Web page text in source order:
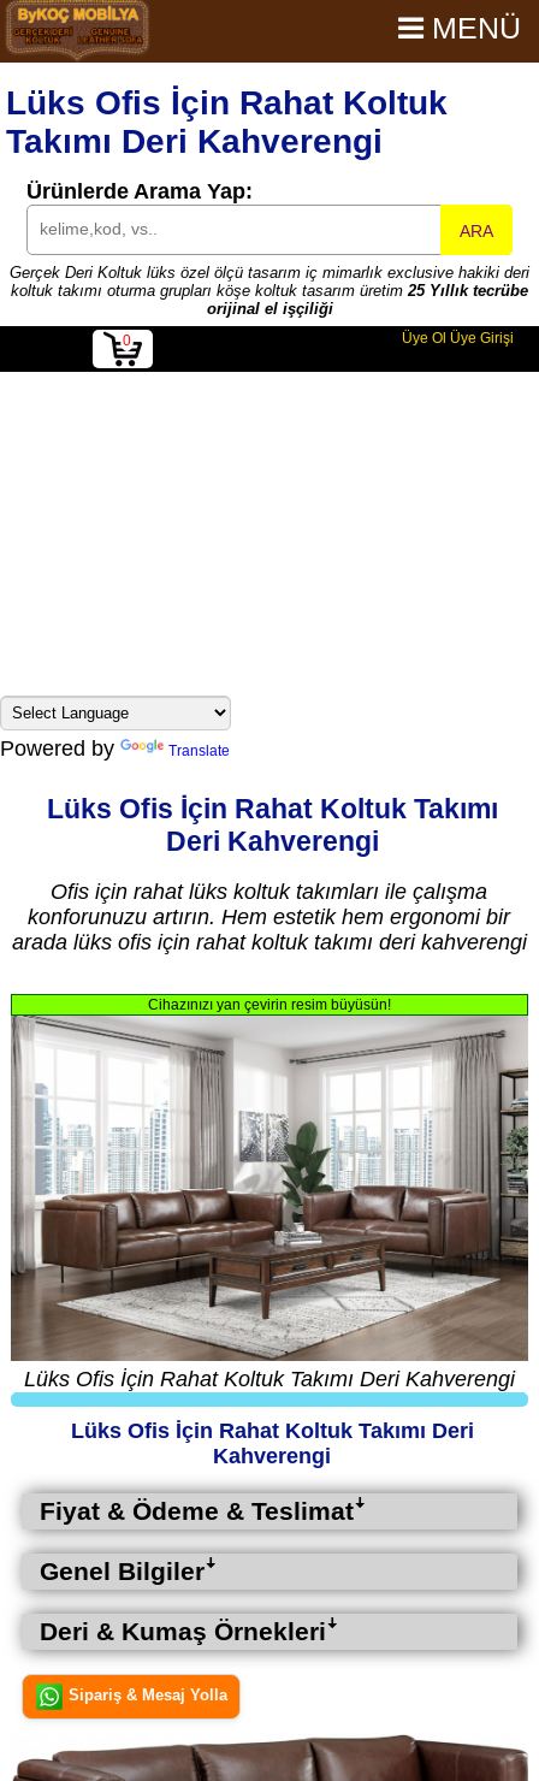
Lüks Ofis İçin Rahat Koltuk
Takımı Deri Kahverengi
MENÜ
Ürünlerde Arama Yap:
ARA
Gerçek Deri Koltuk lüks özel ölçü tasarım iç mimarlık exclusive hakiki deri
koltuk takımı oturma grupları köşe koltuk tasarım üretim25 Yıllık tecrübe
orijinal el işçiliği
0 Üye Ol Üye Girişi
Powered by Translate
Lüks Ofis İçin Rahat Koltuk Takımı
Deri Kahverengi
Ofis için rahat lüks koltuk takımları ile çalışma
konforunuzu artırın. Hem estetik hem ergonomi bir
arada lüks ofis için rahat koltuk takımı deri kahverengi
Cihazınızı yan çevirin resim büyüsün!
Lüks Ofis İçin Rahat Koltuk Takımı Deri Kahverengi
Lüks Ofis İçin Rahat Koltuk Takımı Deri
Kahverengi
Fiyat & Ödeme & Teslimatꜜ
Genel Bilgilerꜜ
Deri & Kumaş Örnekleriꜜ
Sipariş & Mesaj Yolla